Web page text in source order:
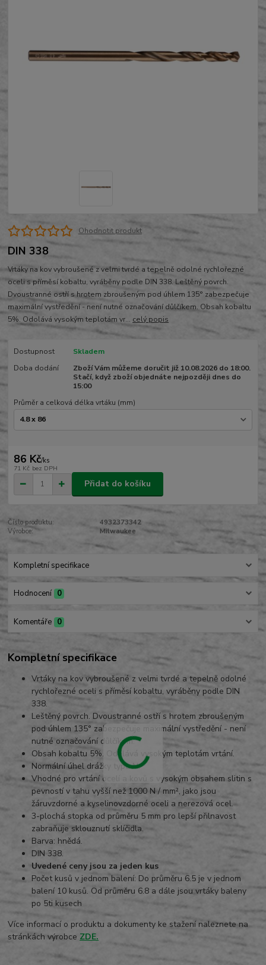
Ohodnotit produkt
DIN 338
Vrtáky na kov vybroušené z velmi tvrdé a tepelně odolné rychlořezné
oceli s příměsí kobaltu, vyráběny podle DIN 338. Leštěný povrch.
Dvoustranné ostří s hrotem zbroušeným pod úhlem 135° zabezpečuje
maximální vystředění - není nutné označování důlčíkem. Obsah kobaltu
5%. Odolává vysokým teplotám vr... celý popis
Dostupnost
Skladem
Doba dodání
Zboží Vám můžeme doručit již 10.08.2026 do 18:00.
Stačí, když zboží objednáte nejpozději dnes do
15:00
Průměr a celková délka vrtáku (mm)
86 Kč/ks
71 Kč bez DPH
Přidat do košíku
Číslo produktu:
4932373342
Výrobce:
Milwaukee
Kompletní specifikace
Hodnocení 0
Komentáře 0
Kompletní specifikace
Vrtáky na kov vybroušené z velmi tvrdé a tepelně odolné
rychlořezné oceli s příměsí kobaltu, vyráběny podle DIN
338.
Leštěný povrch. Dvoustranné ostří s hrotem zbroušeným
pod úhlem 135° zabezpečuje maximální vystředění - není
nutné označování důlčíkem.
Obsah kobaltu 5%. Odolává vysokým teplotám vrtání.
Normální úhel drážky typu N.
Vhodné pro vrtání ocelí a kovů s vysokým obsahem slitin s
pevností v tahu vyšší než 1000 N / mm², jako jsou
žáruvzdorné a kyselinovzdorné oceli a nerezová ocel.
3-plochá stopka od průměru 5 mm pro lepší přilnavost
zabraňuje sklouznutí sklíčidla.
Barva: hnědá.
DIN 338.
Uvedené ceny jsou za jeden kus
Počet kusů v jednom balení: Do průměru 6.5 je v jednom
balení 10 kusů. Od průměru 6.8 a dále jsou vrtáky baleny
po 5ti kusech
Více informací o produktu a dokumenty ke stažení naleznete na
stránkách výrobce ZDE.